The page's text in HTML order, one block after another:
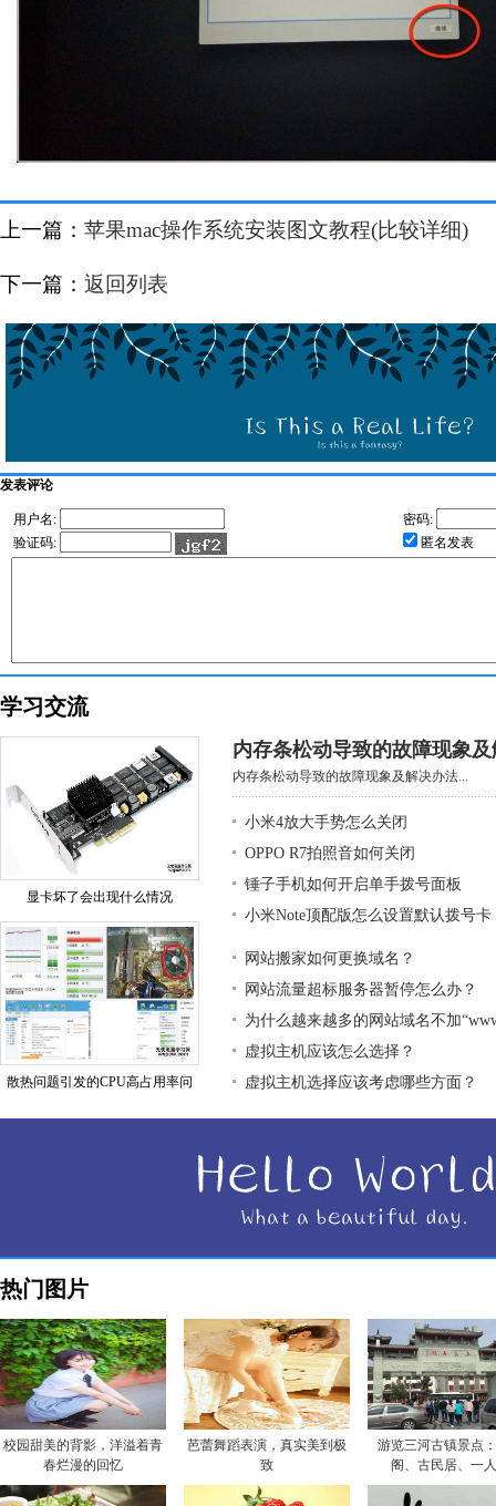
上一篇： 苹果mac操作系统安装图文教程(比较详细)
下一篇： 返回列表
发表评论
用户名:
密码:
验证码:
匿名发表
学习交流
显卡坏了会出现什么情况
散热问题引发的CPU高占用率问
内存条松动导致的故障现象
内存条松动导致的故障现象及解决办法...
小米4放大手势怎么关闭
OPPO R7拍照音如何关闭
锤子手机如何开启单手拨号面板
小米Note顶配版怎么设置默认拨号卡
网站搬家如何更换域名？
网站流量超标服务器暂停怎么办？
为什么越来越多的网站域名不加
虚拟主机应该怎么选择？
虚拟主机选择应该考虑哪些方面？
热门图片
校园甜美的背影，洋溢着青
春烂漫的回忆
芭蕾舞蹈表演，真实美到极
致
游览三河古镇景点
阁、古民居、一